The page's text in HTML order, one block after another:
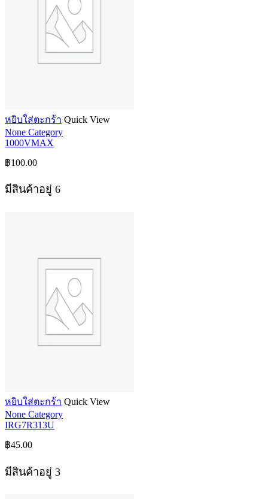
หยิบใส่ตะกร้า Quick View
None Category
1000VMAX
฿100.00
มีสินค้าอยู่ 6
หยิบใส่ตะกร้า Quick View
None Category
IRG7R313U
฿45.00
มีสินค้าอยู่ 3